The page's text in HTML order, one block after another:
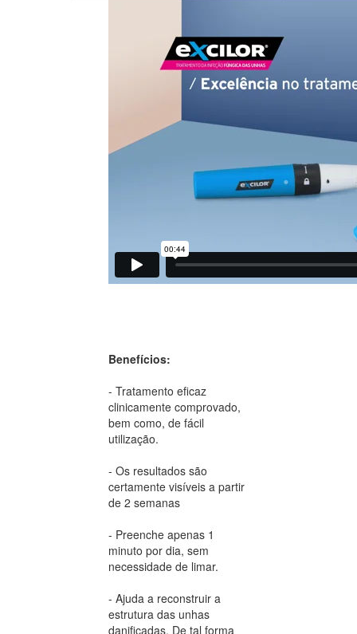
Benefícios:
- Tratamento eficaz
clinicamente comprovado,
bem como, de fácil
utilização.
- Os resultados são
certamente visíveis a partir
de 2 semanas
- Preenche apenas 1
minuto por dia, sem
necessidade de limar.
- Ajuda a reconstruir a
estrutura das unhas
danificadas. De tal forma